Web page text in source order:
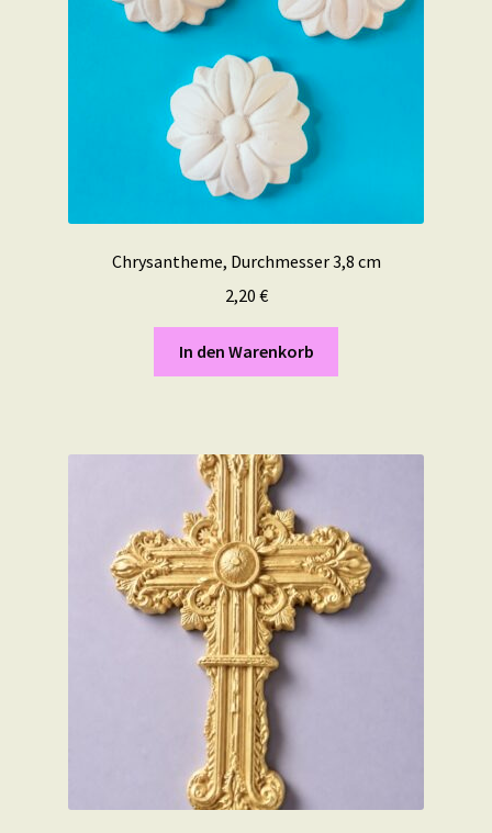
Chrysantheme, Durchmesser 3,8 cm
2,20 €
In den Warenkorb